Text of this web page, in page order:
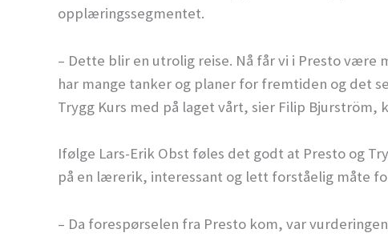
opplæringssegmentet.
– Dette blir en utrolig reise. Nå får vi i Presto være
har mange tanker og planer for fremtiden og det
Trygg Kurs med på laget vårt, sier Filip Bjurström,
Ifølge Lars-Erik Obst føles det godt at Presto og
på en lærerik, interessant og lett forståelig måte
– Da forespørselen fra Presto kom, var